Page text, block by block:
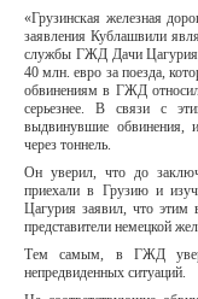
«Грузинская железная
заявления Кублашвили
службы ГЖД Дачи Цагурия,
40 млн. евро за поезда,
обвинениям в ГЖД
серьезнее. В связи с
выдвинувшие обвинения,
через тоннель.
Он уверил, что до
приехали в Грузию и
Цагурия заявил, что этим
представители немецкой
Тем самым, в ГЖД
непредвиденных ситуаций.